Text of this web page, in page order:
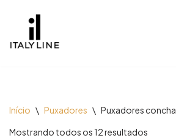
para
Início \ Puxadores \ Puxadores concha
Mostrando todos os 12 resultados